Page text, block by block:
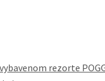
rezorte